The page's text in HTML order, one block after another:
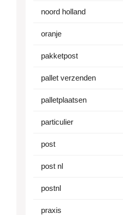
noord holland
oranje
pakketpost
pallet verzenden
palletplaatsen
particulier
post
post nl
postnl
praxis